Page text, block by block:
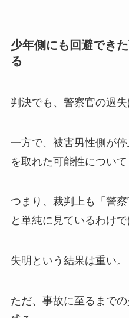
少年側にも回避でき
る
判決でも、警察官の過失
一方で、被害男性側が
を取れた可能性につい
つまり、裁判上も「警察
と単純に見ているわけで
失明という結果は重い。
ただ、事故に至るまで